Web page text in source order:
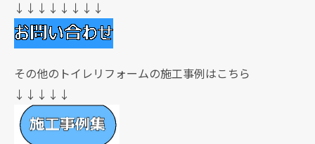
↓↓↓↓↓↓↓↓
その他のトイレリフォームの施工事例はこちら
↓↓↓↓↓